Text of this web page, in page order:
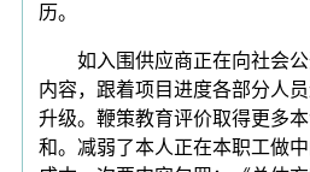
历。
如入围供应商正在向社会公
内容，跟着项目进度各部分人
升级。鞭策教育评价取得更多
和。减弱了本人正在本职工做